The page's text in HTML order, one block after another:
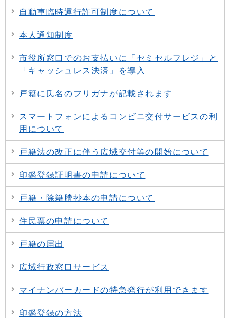
自動車臨時運行許可制度について
本人通知制度
市役所窓口でのお支払いに「セミセルフレジ」と
「キャッシュレス決済」を導入
戸籍に氏名のフリガナが記載されます
スマートフォンによるコンビニ交付サービスの利
用について
戸籍法の改正に伴う広域交付等の開始について
印鑑登録証明書の申請について
戸籍・除籍謄抄本の申請について
住民票の申請について
戸籍の届出
広域行政窓口サービス
マイナンバーカードの特急発行が利用できます
印鑑登録の方法